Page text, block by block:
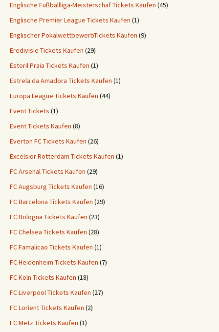
Englische Fußballliga-Meisterschaf Tickets Kaufen (45)
Englische Premier League Tickets Kaufen (1)
Englischer PokalwettbewerbTickets Kaufen (9)
Eredivisie Tickets Kaufen (29)
Estoril Praia Tickets Kaufen (1)
Estrela da Amadora Tickets Kaufen (1)
Europa League Tickets Kaufen (44)
Event Tickets (1)
Event Tickets Kaufen (8)
Everton FC Tickets Kaufen (26)
Excelsior Rotterdam Tickets Kaufen (1)
FC Arsenal Tickets Kaufen (29)
FC Augsburg Tickets Kaufen (16)
FC Barcelona Tickets Kaufen (29)
FC Bologna Tickets Kaufen (23)
FC Chelsea Tickets Kaufen (28)
FC Famalicao Tickets Kaufen (1)
FC Heidenheim Tickets Kaufen (7)
FC Köln Tickets Kaufen (18)
FC Liverpool Tickets Kaufen (27)
FC Lorient Tickets Kaufen (2)
FC Metz Tickets Kaufen (1)